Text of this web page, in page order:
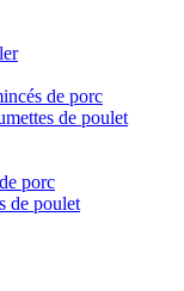
de porc
de poulet
porc
de poulet